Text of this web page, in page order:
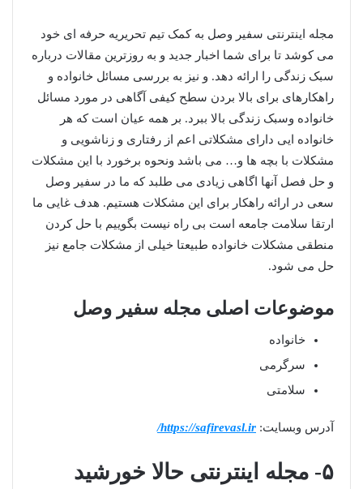
مجله اینترنتی سفیر وصل به کمک تیم تحریریه حرفه ای خود
می کوشد تا برای شما اخبار جدید و به روزترین مقالات درباره
سبک زندگی را ارائه دهد. و نیز به بررسی مسائل خانواده و
راهکارهای برای بالا بردن سطح کیفی آگاهی در مورد مسائل
خانواده وسبک زندگی بالا ببرد. بر همه عیان است که هر
خانواده ایی دارای مشکلاتی اعم از رفتاری و زناشویی و
مشکلات با بچه ها و… می باشد ونحوه برخورد با این مشکلات
و حل فصل آنها اگاهی زیادی می طلبد که ما در سفیر وصل
سعی در ارائه راهکار برای این مشکلات هستیم. هدف غایی ما
ارتقا سلامت جامعه است بی راه نیست بگوییم با حل کردن
منطقی مشکلات خانواده طبیعتا خیلی از مشکلات جامع نیز
حل می شود.
موضوعات اصلی مجله سفیر وصل
خانواده
سرگرمی
سلامتی
آدرس وبسایت: https://safirevasl.ir/
۵- مجله اینترنتی حالا خورشید